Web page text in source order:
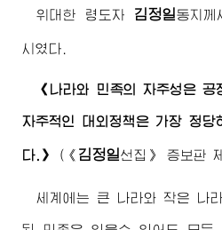
위대한 령도자 김정일동지 께
시였다.
《나라와 민족의 자주성은 공
자주적인 대외정책은 가장 정당
다.》 ( 《 김정일선집》 증보판
세계에는 큰 나라와 작은 나